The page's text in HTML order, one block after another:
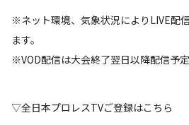
※ネット環境、気象状況によりLIVE配
ます。
※VOD配信は大会終了翌日以降配信予定
▽全日本プロレスTVご登録はこちら